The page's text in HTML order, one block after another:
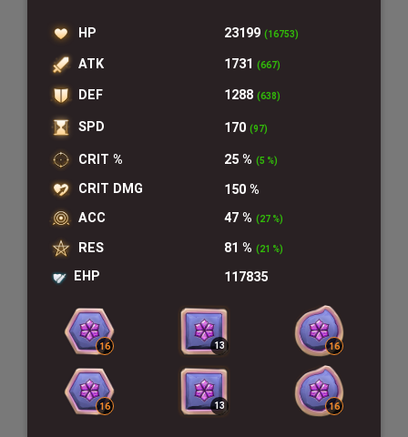
HP 23199 (16753)
ATK 1731 (667)
DEF 1288 (638)
SPD 170 (97)
CRIT % 25 % (5 %)
CRIT DMG
150 %
ACC
47 % (27 %)
RES 81 % (21 %)
EHP 117835